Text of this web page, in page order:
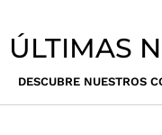
ÚLTIMAS
DESCUBRE NUESTROS